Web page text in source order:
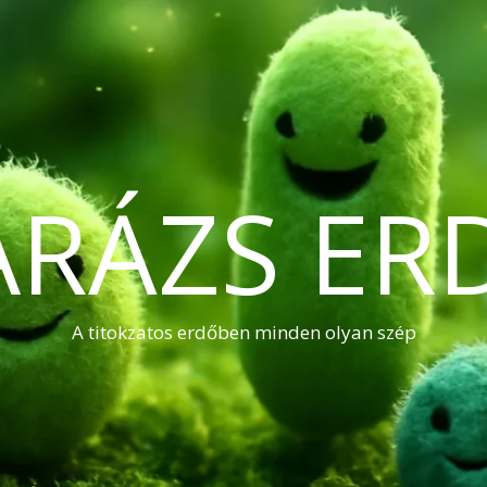
A titokzatos erdőben minden olyan szép